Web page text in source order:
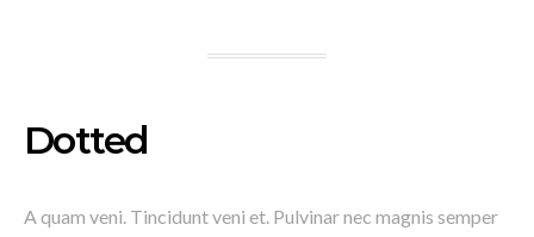
Dotted
A quam veni. Tincidunt veni et. Pulvinar nec magnis semper